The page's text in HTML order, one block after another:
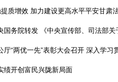
质增效 加力建设更高水平平安甘肃
国务院转发 《中央宣传部、司法部
厅“两优一先”表彰大会召开 深入学习
绩开创富民兴陇新局面